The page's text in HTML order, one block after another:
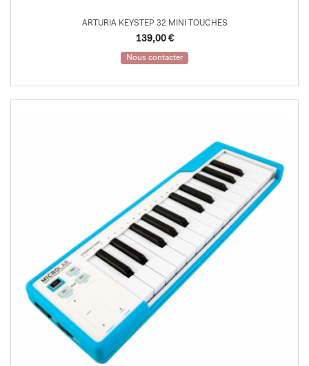
ARTURIA KEYSTEP 32 MINI TOUCHES
139,00 €
Nous contacter